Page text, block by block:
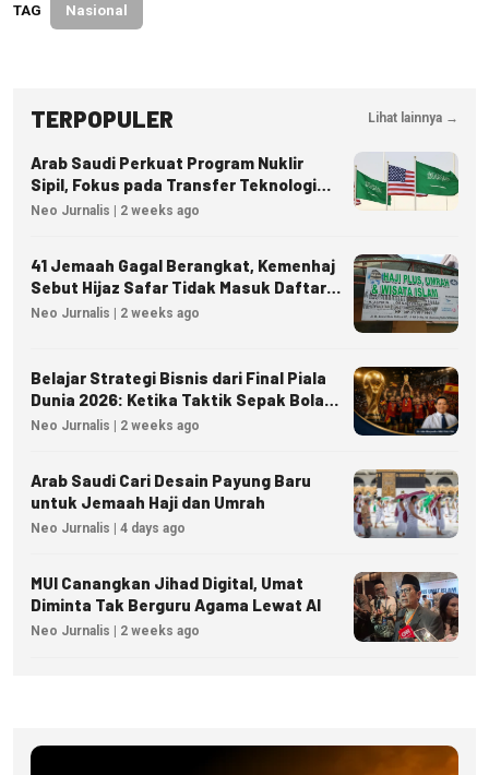
TAG Nasional
TERPOPULER Lihat lainnya →
Arab Saudi Perkuat Program Nuklir
Sipil, Fokus pada Transfer Teknologi
dan Kedaulatan Energi
Neo Jurnalis | 2 weeks ago
41 Jemaah Gagal Berangkat, Kemenhaj
Sebut Hijaz Safar Tidak Masuk Daftar
Resmi PPIU
Neo Jurnalis | 2 weeks ago
Belajar Strategi Bisnis dari Final Piala
Dunia 2026: Ketika Taktik Sepak Bola
Menjadi Inspirasi Kesuksesan Bisnis
Neo Jurnalis | 2 weeks ago
Arab Saudi Cari Desain Payung Baru
untuk Jemaah Haji dan Umrah
Neo Jurnalis | 4 days ago
MUI Canangkan Jihad Digital, Umat
Diminta Tak Berguru Agama Lewat AI
Neo Jurnalis | 2 weeks ago